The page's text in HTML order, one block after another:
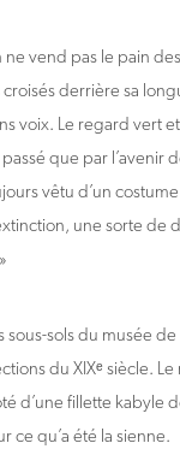
ne vend pas le pain
croisés derrière sa
voix. Le regard vert
que par l’avenir
vêtu d’un
une sorte de
sous-sols du musée
du XIXᵉ siècle.
d’une fillette kabyle
ce qu’a été la sienne.